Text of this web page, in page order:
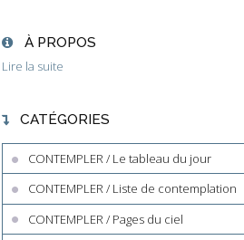
À PROPOS
Lire la suite
CATÉGORIES
CONTEMPLER / Le tableau du jour
CONTEMPLER / Liste de contemplation
CONTEMPLER / Pages du ciel